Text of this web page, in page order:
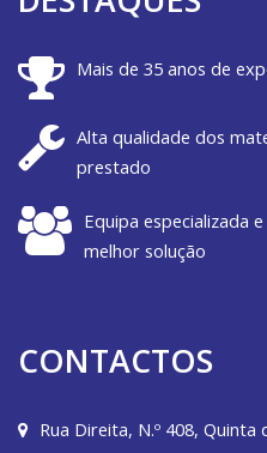
Mais de 35 anos de
Alta qualidade dos
prestado
Equipa especializada
melhor solução
CONTACTOS
Rua Direita, N.º 408, Quinta